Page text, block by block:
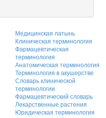
Медицинская латынь
Клиническая терминология
Фармацевтическая
терминология
Анатомическая терминология
Терминология в акушерстве
Словарь клинической
терминологии
Фармацевтический словарь
Лекарственные растения
Юридическая терминология